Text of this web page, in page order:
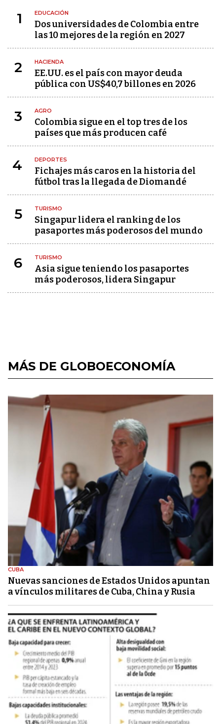
1 EDUCACIÓN
Dos universidades de Colombia entre
las 10 mejores de la región en 2027
2 HACIENDA
EE.UU. es el país con mayor deuda
pública con US$40,7 billones en 2026
3 AGRO
Colombia sigue en el top tres de los
países que más producen café
4 DEPORTES
Fichajes más caros en la historia del
fútbol tras la llegada de Diomandé
5 TURISMO
Singapur lidera el ranking de los
pasaportes más poderosos del mundo
6 TURISMO
Asia sigue teniendo los pasaportes
más poderosos, lidera Singapur
MÁS DE GLOBOECONOMÍA
CUBA
Nuevas sanciones de Estados Unidos apuntan
a vínculos militares de Cuba, China y Rusia